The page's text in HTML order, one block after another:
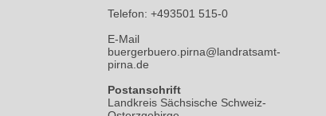
Telefon: +493501 515-0
E-Mail
buergerbuero.pirna@landratsamt-
pirna.de
Postanschrift
Landkreis Sächsische Schweiz-